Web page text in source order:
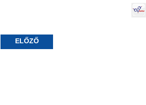
ELŐZŐ